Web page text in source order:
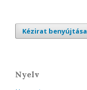
Kézirat benyújtása
Nyelv